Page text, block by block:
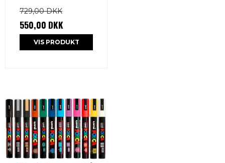
729,00 DKK
550,00 DKK
VIS PRODUKT